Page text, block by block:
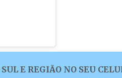
E REGIÃO NO SEU